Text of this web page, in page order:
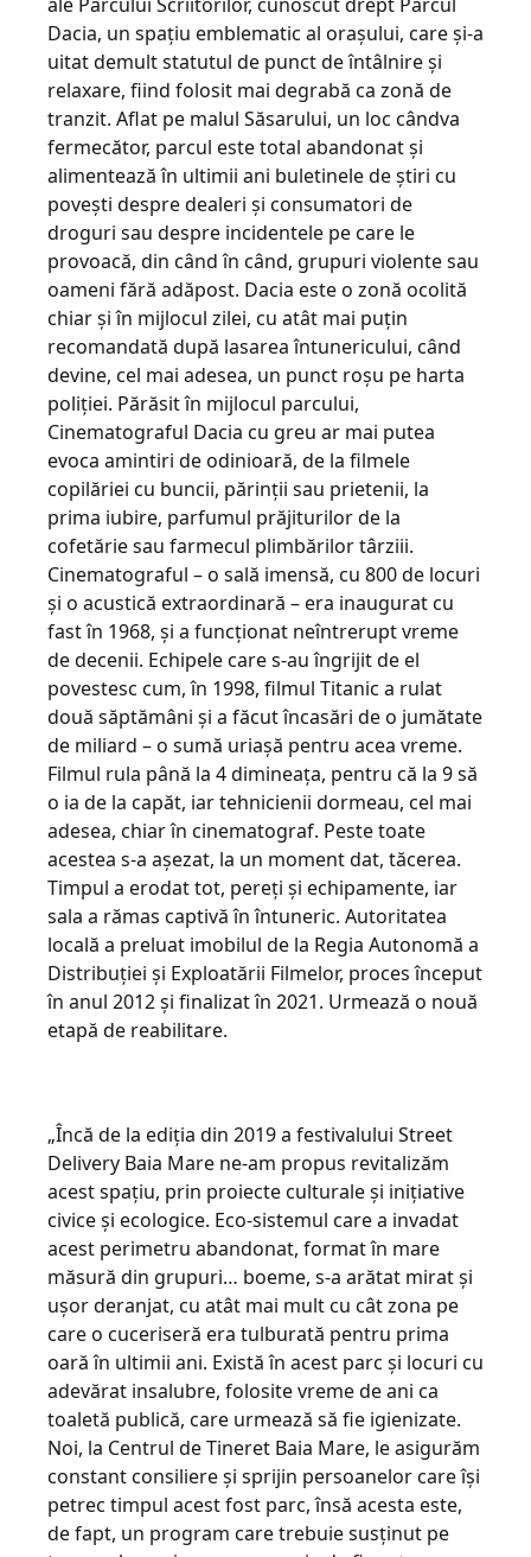
Dacia, un spațiu emblematic al orașului, care și-a
uitat demult statutul de punct de întâlnire și
relaxare, fiind folosit mai degrabă ca zonă de
tranzit. Aflat pe malul Săsarului, un loc cândva
fermecător, parcul este total abandonat și
alimentează în ultimii ani buletinele de știri cu
povești despre dealeri și consumatori de
droguri sau despre incidentele pe care le
provoacă, din când în când, grupuri violente sau
oameni fără adăpost. Dacia este o zonă ocolită
chiar și în mijlocul zilei, cu atât mai puțin
recomandată după lasarea întunericului, când
devine, cel mai adesea, un punct roșu pe harta
poliției. Părăsit în mijlocul parcului,
Cinematograful Dacia cu greu ar mai putea
evoca amintiri de odinioară, de la filmele
copilăriei cu buncii, părinții sau prietenii, la
prima iubire, parfumul prăjiturilor de la
cofetărie sau farmecul plimbărilor târziii.
Cinematograful – o sală imensă, cu 800 de locuri
și o acustică extraordinară – era inaugurat cu
fast în 1968, și a funcționat neîntrerupt vreme
de decenii. Echipele care s-au îngrijit de el
povestesc cum, în 1998, filmul Titanic a rulat
două săptămâni şi a făcut încasări de o jumătate
de miliard – o sumă uriaşă pentru acea vreme.
Filmul rula până la 4 dimineaţa, pentru că la 9 să
o ia de la capăt, iar tehnicienii dormeau, cel mai
adesea, chiar în cinematograf. Peste toate
acestea s-a așezat, la un moment dat, tăcerea.
Timpul a erodat tot, pereți și echipamente, iar
sala a rămas captivă în întuneric. Autoritatea
locală a preluat imobilul de la Regia Autonomă a
Distribuției și Exploatării Filmelor, proces început
în anul 2012 și finalizat în 2021. Urmează o nouă
etapă de reabilitare.
„Încă de la ediția din 2019 a festivalului Street
Delivery Baia Mare ne-am propus revitalizăm
acest spațiu, prin proiecte culturale și inițiative
civice și ecologice. Eco-sistemul care a invadat
acest perimetru abandonat, format în mare
măsură din grupuri… boeme, s-a arătat mirat și
ușor deranjat, cu atât mai mult cu cât zona pe
care o cuceriseră era tulburată pentru prima
oară în ultimii ani. Există în acest parc și locuri cu
adevărat insalubre, folosite vreme de ani ca
toaletă publică, care urmează să fie igienizate.
Noi, la Centrul de Tineret Baia Mare, le asigurăm
constant consiliere și sprijin persoanelor care își
petrec timpul acest fost parc, însă acesta este,
de fapt, un program care trebuie susținut pe